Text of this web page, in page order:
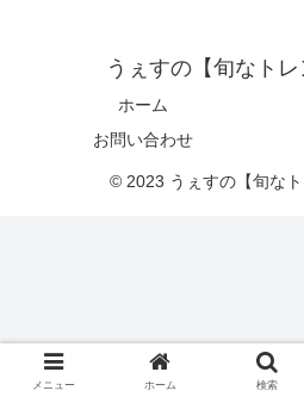
うぇすの【旬なトレ
ホーム
お問い合わせ
© 2023 うぇすの【旬なト
メニュー ホーム 検索